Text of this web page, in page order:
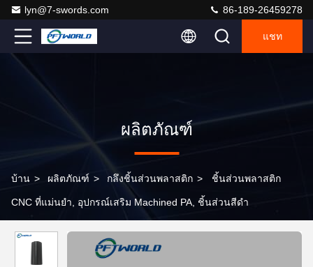
lyn@7-swords.com 86-189-26459278
แชท
ผลิตภัณฑ์
บ้าน > ผลิตภัณฑ์ > กลึงชิ้นส่วนพลาสติก > ชิ้นส่วนพลาสติก
CNC ที่แม่นยำ, อุปกรณ์เสริม Machined PA, ชิ้นส่วนสีดำ